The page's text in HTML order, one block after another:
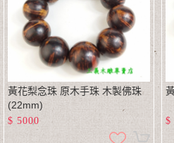
黃花梨念珠 原木手珠 木製佛珠
(22mm)
$ 5000 $